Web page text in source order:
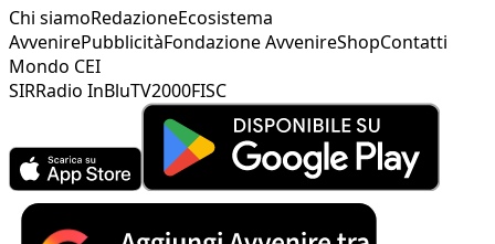
Chi siamoRedazioneEcosistema
AvvenirePubblicitàFondazione AvvenireShopContatti
Mondo CEI
SIRRadio InBluTV2000FISC